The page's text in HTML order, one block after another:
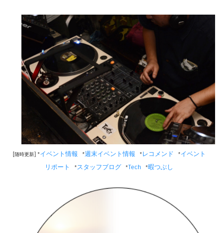
[随時更新] *イベント情報 *週末イベント情報 * レコメンド *イベント
リポート
*スタッフブログ *Tech *暇つぶし